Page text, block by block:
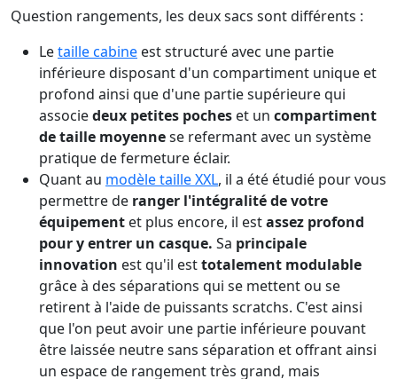
Question rangements, les deux sacs sont différents :
Letaille cabine est structuré avec une partie
inférieure disposant d'un compartiment unique et
profond ainsi que d'une partie supérieure qui
associedeux petites poches et un compartiment
de taille moyennese refermant avec un système
pratique de fermeture éclair.
Quant au modèle taille XXL, il a été étudié pour vous
permettre de ranger l'intégralité de votre
équipement et plus encore, il estassez profond
pour y entrer un casque. Sa principale
innovation est qu'il esttotalement modulable
grâce à des séparations qui se mettent ou se
retirent à l'aide de puissants scratchs. C'est ainsi
que l'on peut avoir une partie inférieure pouvant
être laissée neutre sans séparation et offrant ainsi
un espace de rangement très grand, mais